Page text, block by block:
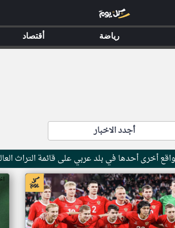
أجدد الاخبار
أخرى أحدها في بلد عربي على قائمة التراث
القمر من ار تي عربي
رياضة أقتصاد